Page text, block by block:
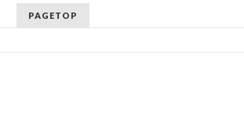
PAGETOP